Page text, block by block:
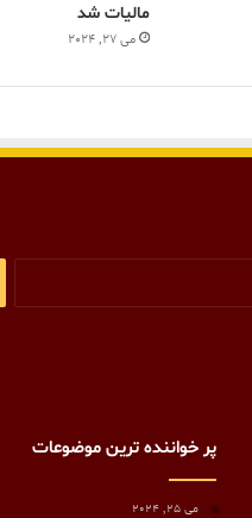
مالیات شد
می 27, 2024
پر خواننده ترین موضوعات
می 25, 2024